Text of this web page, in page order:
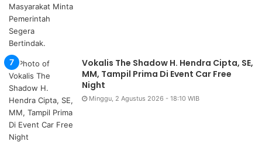
Vokalis The Shadow H. Hendra Cipta, SE,
MM, Tampil Prima Di Event Car Free
Night
Minggu, 2 Agustus 2026 - 18:10 WIB